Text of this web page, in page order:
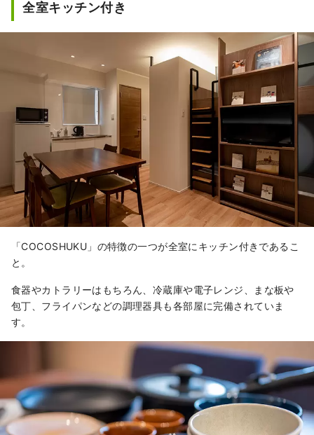
全室キッチン付き
「COCOSHUKU」の特徴の一つが全室にキッチン付きであるこ
と。
食器やカトラリーはもちろん、冷蔵庫や電子レンジ、まな板や
包丁、フライパンなどの調理器具も各部屋に完備されていま
す。